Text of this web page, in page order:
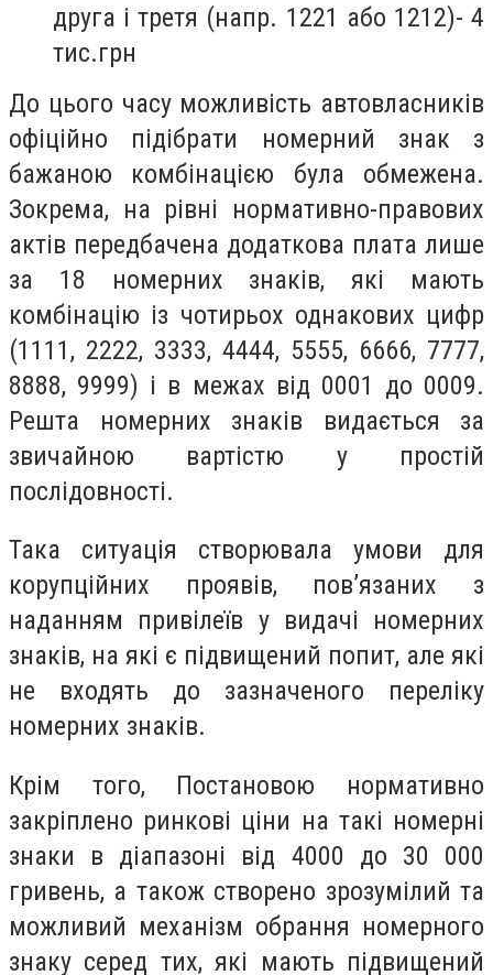
друга і третя (напр. 1221 або 1212)- 4
тис.грн
До цього часу можливість автовласників
офіційно підібрати номерний знак з
бажаною комбінацією була обмежена.
Зокрема, на рівні нормативно-правових
актів передбачена додаткова плата лише
за 18 номерних знаків, які мають
комбінацію із чотирьох однакових цифр
(1111, 2222, 3333, 4444, 5555, 6666, 7777,
8888, 9999) і в межах від 0001 до 0009.
Решта номерних знаків видається за
звичайною вартістю у простій
послідовності.
Така ситуація створювала умови для
корупційних проявів, пов’язаних з
наданням привілеїв у видачі номерних
знаків, на які є підвищений попит, але які
не входять до зазначеного переліку
номерних знаків.
Крім того, Постановою нормативно
закріплено ринкові ціни на такі номерні
знаки в діапазоні від 4000 до 30 000
гривень, а також створено зрозумілий та
можливий механізм обрання номерного
знаку серед тих, які мають підвищений